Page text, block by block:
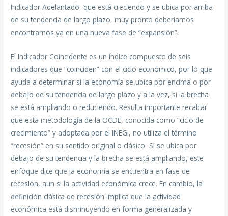
Indicador Adelantado, que está creciendo y se ubica por arriba
de su tendencia de largo plazo, muy pronto deberíamos
encontrarnos ya en una nueva fase de “expansión”.
El Indicador Coincidente es un índice compuesto de seis
indicadores que “coinciden” con el ciclo económico, por lo que
ayuda a determinar si la economía se ubica por encima o por
debajo de su tendencia de largo plazo y a la vez, si la brecha
se está ampliando o reduciendo. Resulta importante recalcar
que esta metodología de la OCDE, conocida como “ciclo de
crecimiento” y adoptada por el INEGI, no utiliza el término
“recesión” en su sentido original o clásico Si se ubica por
debajo de su tendencia y la brecha se está ampliando, este
enfoque dice que la economía se encuentra en fase de
recesión, aun si la actividad económica crece. En cambio, la
definición clásica de recesión implica que la actividad
económica está disminuyendo en forma generalizada y